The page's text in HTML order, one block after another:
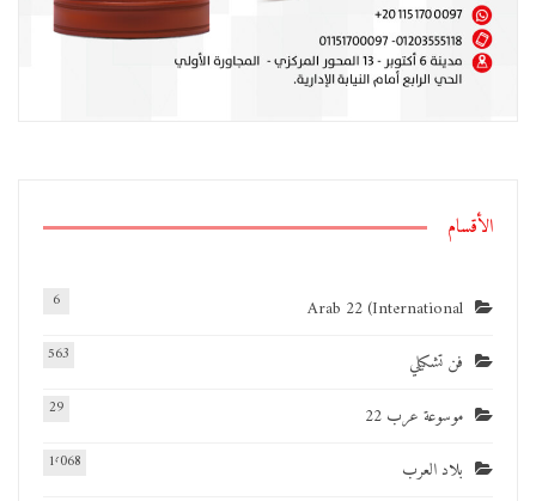
الأقسام
Arab 22 (International
6
فن تشكيلي 563
موسوعة عرب 22 29
بلاد العرب 1٬068